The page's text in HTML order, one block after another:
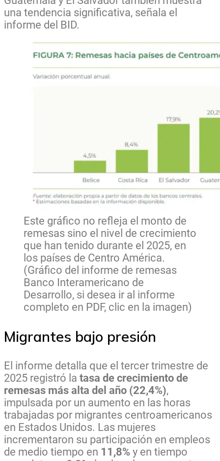
una tendencia significativa, señala el
informe del BID.
Este gráfico no refleja el monto de
remesas sino el nivel de crecimiento
que han tenido durante el 2025, en
los países de Centro América.
(Gráfico del informe de remesas
Banco Interamericano de
Desarrollo, si desea ir al informe
completo en PDF, clic en la imagen)
Migrantes bajo presión
El informe detalla que el tercer trimestre de
2025 registró la tasa de crecimiento de
remesas más alta del año (22,4%),
impulsada por un aumento en las horas
trabajadas por migrantes centroamericanos
en Estados Unidos. Las mujeres
incrementaron su participación en empleos
de medio tiempo en 11,8% y en tiempo